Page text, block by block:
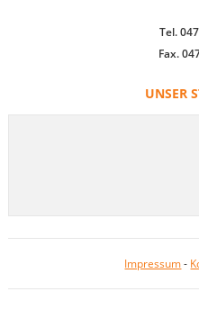
Tel.
Fax.
UNSER
Impressum-